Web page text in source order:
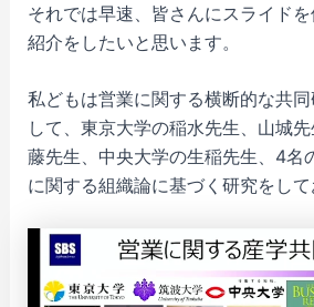
それでは早速、皆さんにスライド
紹介をしたいと思います。
私どもは営業に関する横断的な共
して、東京大学の稲水先生、山城
藤先生、中央大学の生稲先生、4名
に関する組織論に基づく研究をして